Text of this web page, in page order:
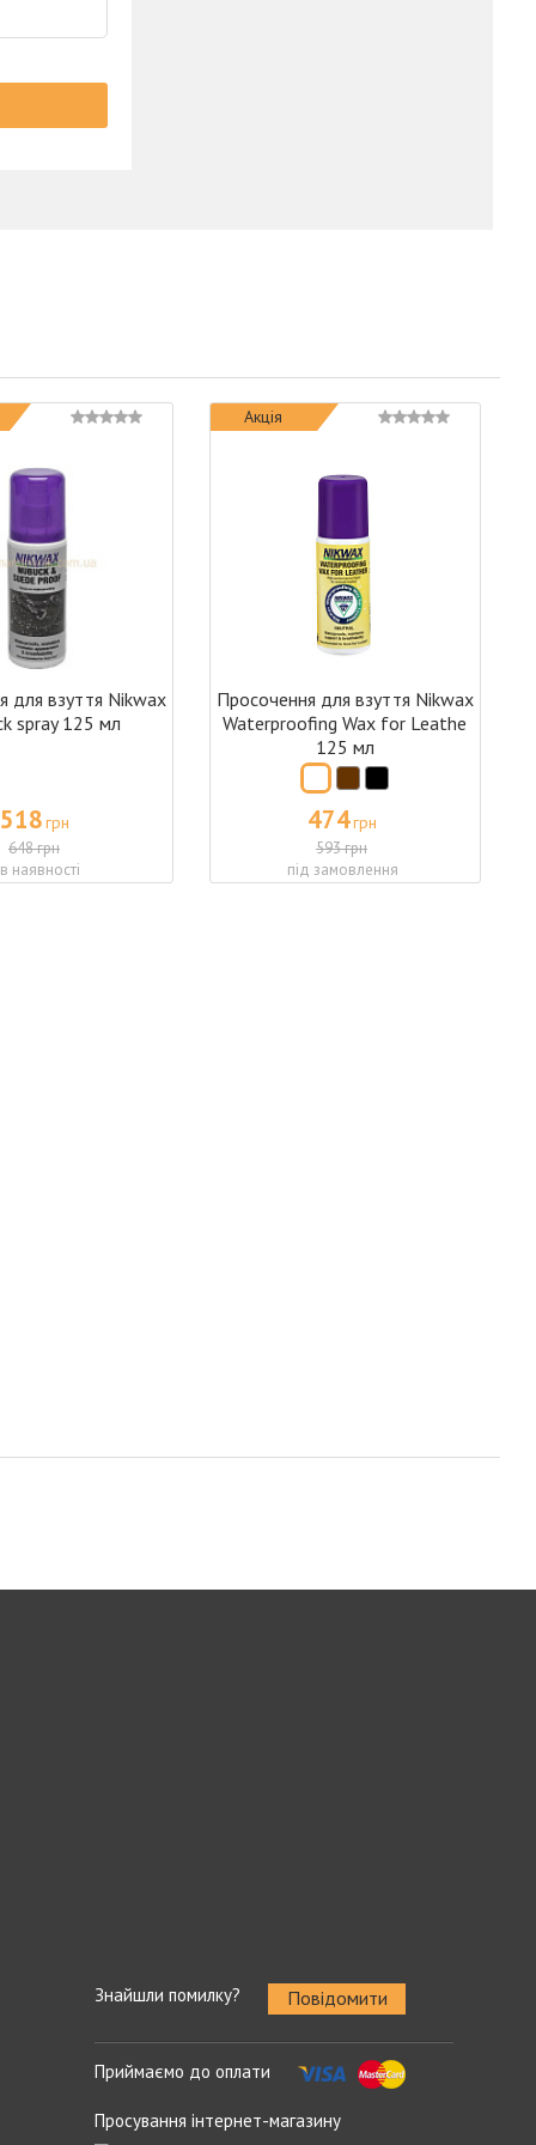
для взуття Nikwax
spray 125 мл
518грн
648 грн
наявності
Акція
Просочення для взуття Nikwax
Waterproofing Wax for Leathe
125 мл
474грн
593 грн
під замовлення
Знайшли помилку? Повідомити
Приймаємо до оплати
Просування інтернет-магазину